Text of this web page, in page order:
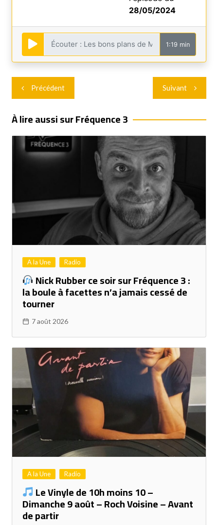
28/05/2024
1:19 min
Navigation
de
l’article
Précédent Suivant
À lire aussi sur Fréquence 3
A la Une Radio
Nick Rubber ce soir sur Fréquence 3 :
la boule à facettes n’a jamais cessé de
tourner
7 août 2026
A la Une Radio
Le Vinyle de 10h moins 10 –
Dimanche 9 août – Roch Voisine – Avant
de partir